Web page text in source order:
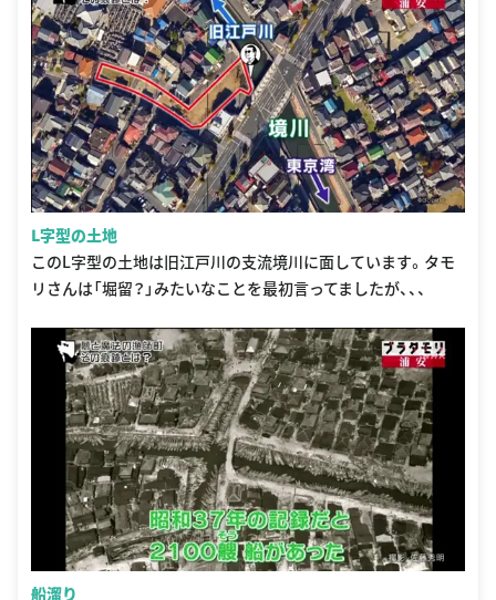
L字型の土地
このL字型の土地は旧江戸川の支流境川に面しています。タモ
リさんは「堀留？」みたいなことを最初言ってましたが、、、
船溜り